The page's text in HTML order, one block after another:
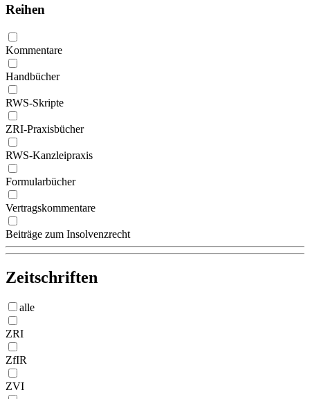
Reihen
Kommentare
Handbücher
RWS-Skripte
ZRI-Praxisbücher
RWS-Kanzleipraxis
Formularbücher
Vertragskommentare
Beiträge zum Insolvenzrecht
Zeitschriften
alle
ZRI
ZfIR
ZVI